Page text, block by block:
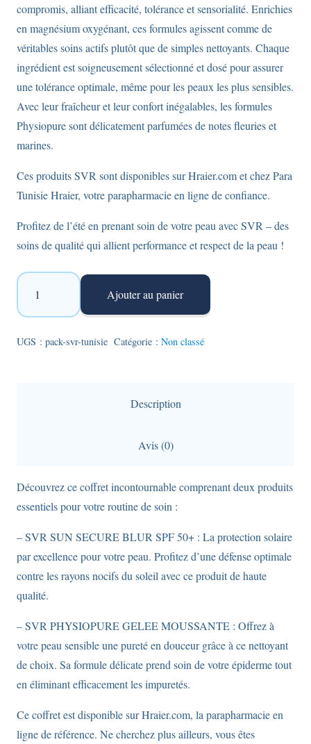
compromis, alliant efficacité, tolérance et sensorialité. Enrichies
en magnésium oxygénant, ces formules agissent comme de
véritables soins actifs plutôt que de simples nettoyants. Chaque
ingrédient est soigneusement sélectionné et dosé pour assurer
une tolérance optimale, même pour les peaux les plus sensibles.
Avec leur fraîcheur et leur confort inégalables, les formules
Physiopure sont délicatement parfumées de notes fleuries et
marines.
Ces produits SVR sont disponibles sur Hraier.com et chez Para
Tunisie Hraier, votre parapharmacie en ligne de confiance.
Profitez de l’été en prenant soin de votre peau avec SVR – des
soins de qualité qui allient performance et respect de la peau !
quantité
Pack
SVR
Moussant
Physiopure
55ml.
Ajouter au panier
UGS : pack-svr-tunisie Catégorie : Non classé
Description
Avis (0)
Découvrez ce coffret incontournable comprenant deux produits
essentiels pour votre routine de soin :
– SVR SUN SECURE BLUR SPF 50+ : La protection solaire
par excellence pour votre peau. Profitez d’une défense optimale
contre les rayons nocifs du soleil avec ce produit de haute
qualité.
– SVR PHYSIOPURE GELEE MOUSSANTE : Offrez à
votre peau sensible une pureté en douceur grâce à ce nettoyant
de choix. Sa formule délicate prend soin de votre épiderme tout
en éliminant efficacement les impuretés.
Ce coffret est disponible sur Hraier.com, la parapharmacie en
ligne de référence. Ne cherchez plus ailleurs, vous êtes